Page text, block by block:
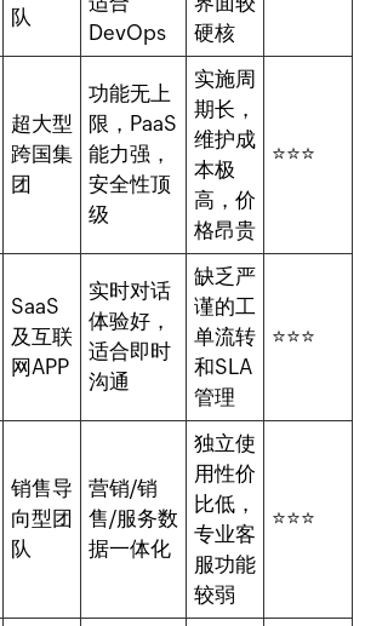
队
DevOps
硬核
超大型
跨国集
团
功能无上
限，PaaS
能力强，
安全性顶
级
实施周
期长，
维护成
本极
高，价
格昂贵
⭐⭐⭐
SaaS
及互联
网APP
实时对话
体验好，
适合即时
沟通
缺乏严
谨的工
单流转
和SLA
管理
⭐⭐⭐
销售导
向型团
队
营销/销
售/服务数
据一体化
独立使
用性价
比低，
专业客
服功能
较弱
⭐⭐⭐